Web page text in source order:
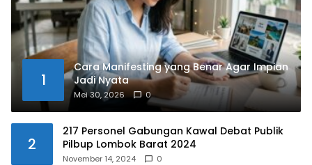
1
Cara Manifesting yang Benar Agar Impian
Jadi Nyata
Mei 30, 2026 0
2
217 Personel Gabungan Kawal Debat Publik
Pilbup Lombok Barat 2024
November 14, 2024 0